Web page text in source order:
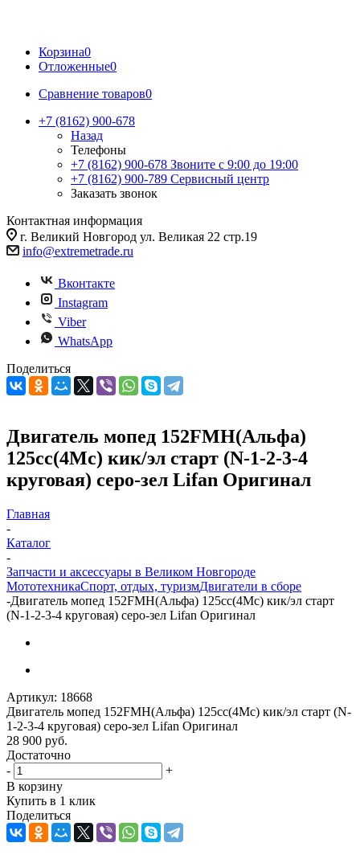
Корзина0
Отложенные0
Сравнение товаров0
+7 (8162) 900-678
Назад
Телефоны
+7 (8162) 900-678 Звоните с 9:00 до 19:00
+7 (8162) 900-789 Сервисный центр
Заказать звонок
Контактная информация
г. Великий Новгород ул. Великая 22 стр.19
info@extremetrade.ru
Вконтакте
Instagram
Viber
WhatsApp
Поделиться
Двигатель мопед 152FMH(Альфа)
125cc(4Mc) кик/эл старт (N-1-2-3-4
круговая) серо-зел Lifan Оригинал
Главная
-
Каталог
-
Запчасти и аксессуары в Великом Новгороде
МототехникаСпорт, отдых, туризмДвигатели в сборе
-Двигатель мопед 152FMH(Альфа) 125cc(4Mc) кик/эл старт
(N-1-2-3-4 круговая) серо-зел Lifan Оригинал
Артикул: 18668
Двигатель мопед 152FMH(Альфа) 125cc(4Mc) кик/эл старт (N-
1-2-3-4 круговая) серо-зел Lifan Оригинал
28 900 руб.
Достаточно
-
+
В корзину
Купить в 1 клик
Поделиться